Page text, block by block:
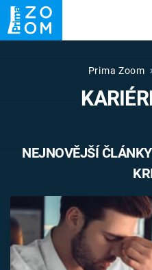
UFO
VETŘELCI
Témata
Pořady
Prima Zoom
NEJNOVĚJŠÍ